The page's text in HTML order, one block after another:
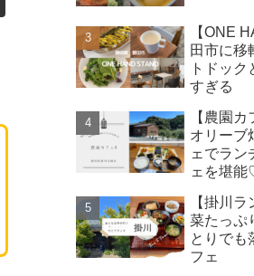
【ONE
田市に移
トドッ
すぎる
【農園
オリーブ
ェでラン
ェを堪
【掛川
菜たっぷ
とりでも
フェ